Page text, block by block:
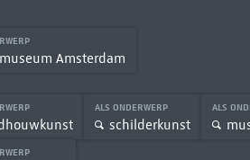
Amsterdam
ALS ONDERWERP
schilderkunst
ALS